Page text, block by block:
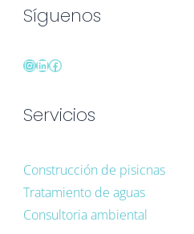
Síguenos
Servicios
Construcción de pisicnas
Tratamiento de aguas
Consultoria ambiental